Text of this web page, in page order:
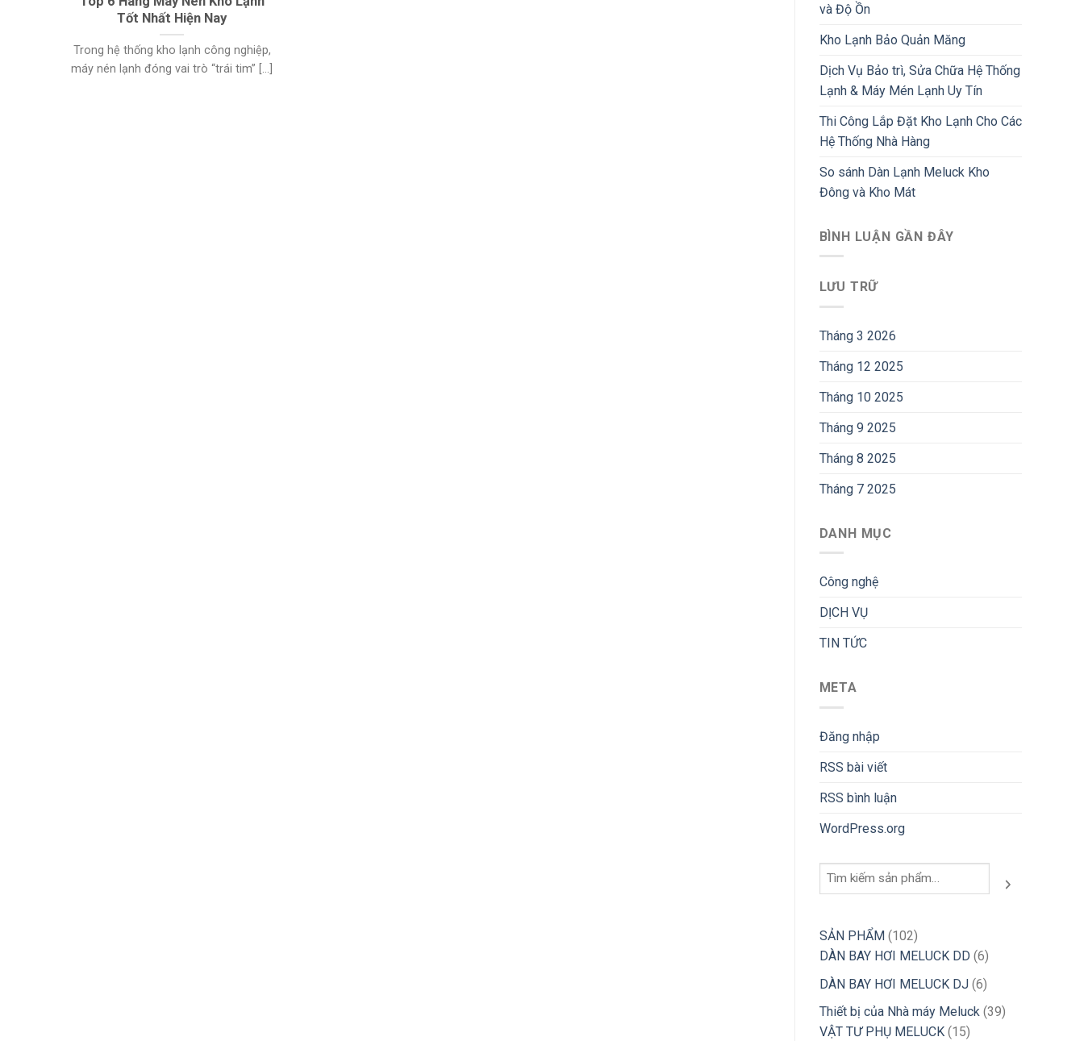
Tốt Nhất Hiện Nay
Trong hệ thống kho lạnh công nghiệp,
máy nén lạnh đóng vai trò “trái tim” [...]
và Độ Ồn
Kho Lạnh Bảo Quản Măng
Dịch Vụ Bảo trì, Sửa Chữa Hệ Thống
Lạnh & Máy Mén Lạnh Uy Tín
Thi Công Lắp Đặt Kho Lạnh Cho Các
Hệ Thống Nhà Hàng
So sánh Dàn Lạnh Meluck Kho
Đông và Kho Mát
BÌNH LUẬN GẦN ĐÂY
LƯU TRỮ
Tháng 3 2026
Tháng 12 2025
Tháng 10 2025
Tháng 9 2025
Tháng 8 2025
Tháng 7 2025
DANH MỤC
Công nghệ
DỊCH VỤ
TIN TỨC
META
Đăng nhập
RSS bài viết
RSS bình luận
WordPress.org
Tìm
SẢN PHẨM 102102
sản
phẩm
DÀN BAY HƠI MELUCK DD 66
sản
phẩm
DÀN BAY HƠI MELUCK DJ 66
sản
phẩm
Thiết bị của Nhà máy Meluck 3939
VẬT TƯ PHỤ MELUCK 1515